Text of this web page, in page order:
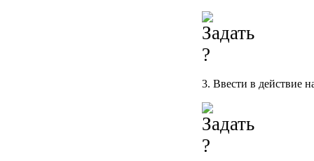
3. Ввести в действие